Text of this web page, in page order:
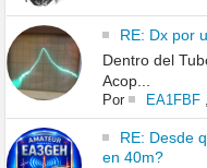
RE: Dx por
Dentro del
Acop...
Por EA1FBF,
RE: Desde
en 40m?